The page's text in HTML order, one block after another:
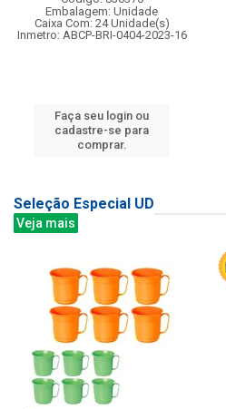
Embalagem: Unidade
Caixa Com: 24 Unidade(s)
Inmetro: ABCP-BRI-0404-2023-16
Faça seu login ou
cadastre-se para
comprar.
Seleção Especial UD
Veja mais